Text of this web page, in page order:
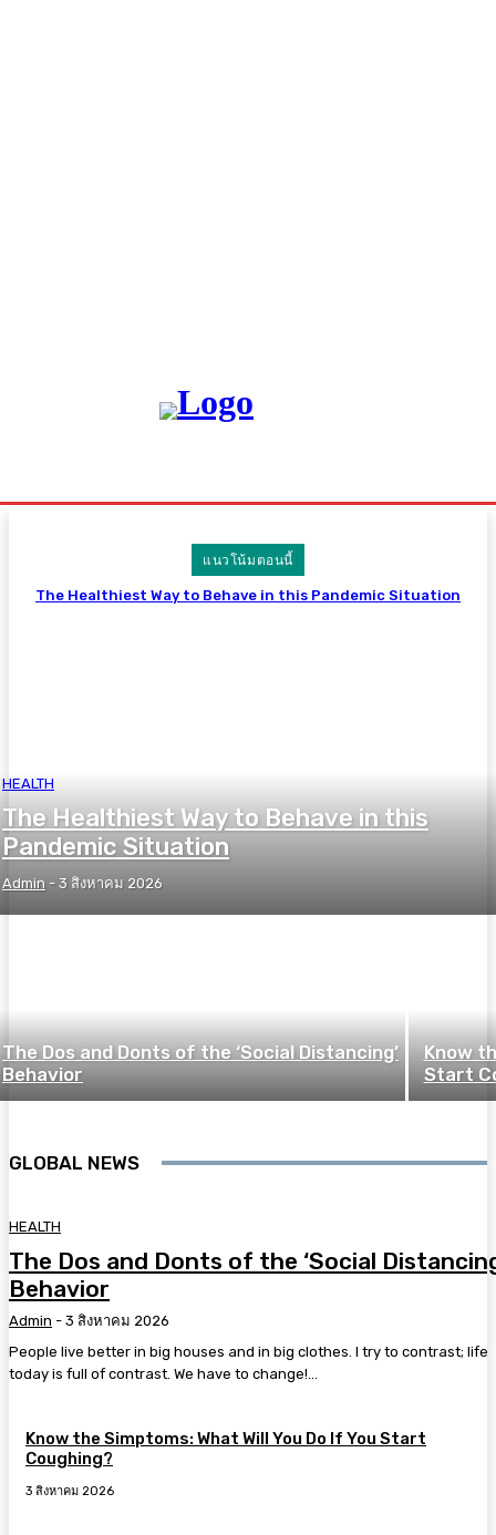
แนวโน้มตอนนี้
The Healthiest Way to Behave in this Pandemic Situation
HEALTH
The Healthiest Way to Behave in this
Pandemic Situation
Admin - 3 สิงหาคม 2026
The Dos and Donts of the ‘Social Distancing’
Behavior
Know
Start
GLOBAL NEWS
HEALTH
The Dos and Donts of the ‘Social
Behavior
Admin - 3 สิงหาคม 2026
People live better in big houses and in big clothes. I try to contrast; life
today is full of contrast. We have to change!...
Know the Simptoms: What Will You Do If You Start
Coughing?
3 สิงหาคม 2026